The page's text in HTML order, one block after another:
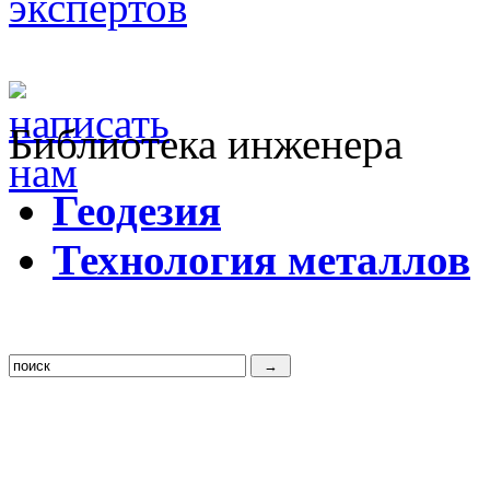
Библиотека инженера
Геодезия
Технология металлов